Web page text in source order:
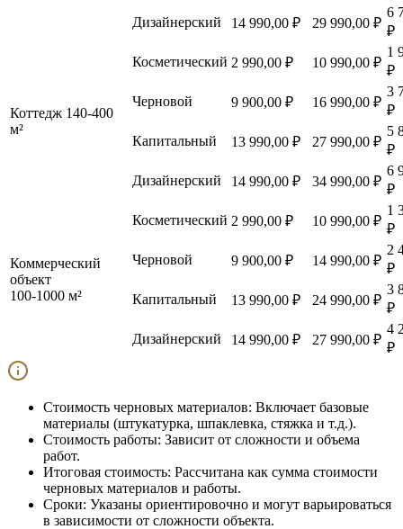
Дизайнерский
14 990,00 ₽ 29 990,00 ₽
6
₽
Коттедж 140-400
м²
Косметический 2 990,00 ₽ 10 990,00 ₽
1
₽
Черновой
9 900,00 ₽ 16 990,00 ₽
3
₽
Капитальный
13 990,00 ₽ 27 990,00 ₽
5
₽
Дизайнерский
14 990,00 ₽ 34 990,00 ₽
6
₽
Коммерческий
объект
100-1000 м²
Косметический 2 990,00 ₽ 10 990,00 ₽
1
₽
Черновой
9 900,00 ₽ 14 990,00 ₽
2
₽
Капитальный
13 990,00 ₽ 24 990,00 ₽
3
₽
Дизайнерский
14 990,00 ₽ 27 990,00 ₽
4
₽
Стоимость черновых материалов: Включает базовые
материалы (штукатурка, шпаклевка, стяжка и т.д.).
Стоимость работы: Зависит от сложности и объема
работ.
Итоговая стоимость: Рассчитана как сумма стоимости
черновых материалов и работы.
Сроки: Указаны ориентировочно и могут варьироваться
в зависимости от сложности объекта.